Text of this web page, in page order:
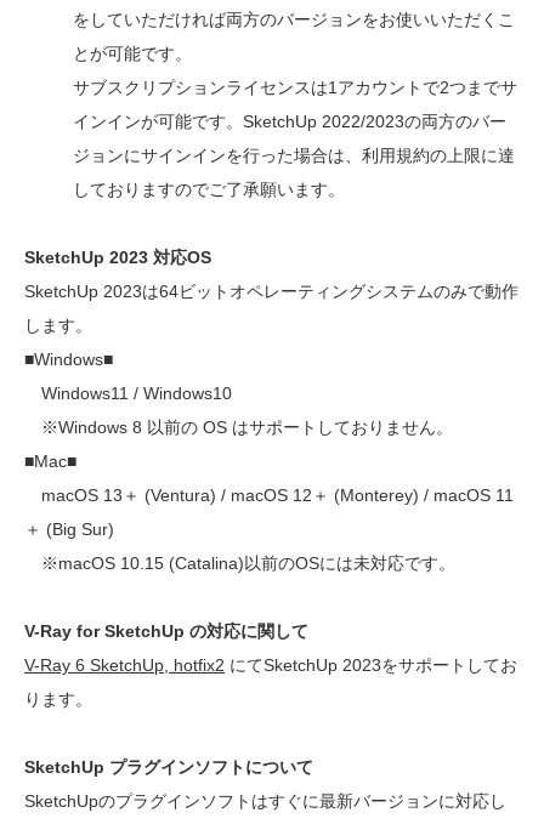
をしていただければ両方のバージョンをお使いいただくこ
とが可能です。
サブスクリプションライセンスは1アカウントで2つまでサ
インインが可能です。SketchUp 2022/2023の両方のバー
ジョンにサインインを行った場合は、利用規約の上限に達
しておりますのでご了承願います。
SketchUp 2023 対応OS
SketchUp 2023は64ビットオペレーティングシステムのみで動作
します。
■Windows■
Windows11 / Windows10
※Windows 8 以前の OS はサポートしておりません。
■Mac■
macOS 13＋ (Ventura) / macOS 12＋ (Monterey) / macOS 11
＋ (Big Sur)
※macOS 10.15 (Catalina)以前のOSには未対応です。
V-Ray for SketchUp の対応に関して
V-Ray 6 SketchUp, hotfix2 にてSketchUp 2023をサポートしてお
ります。
SketchUp プラグインソフトについて
SketchUpのプラグインソフトはすぐに最新バージョンに対応し